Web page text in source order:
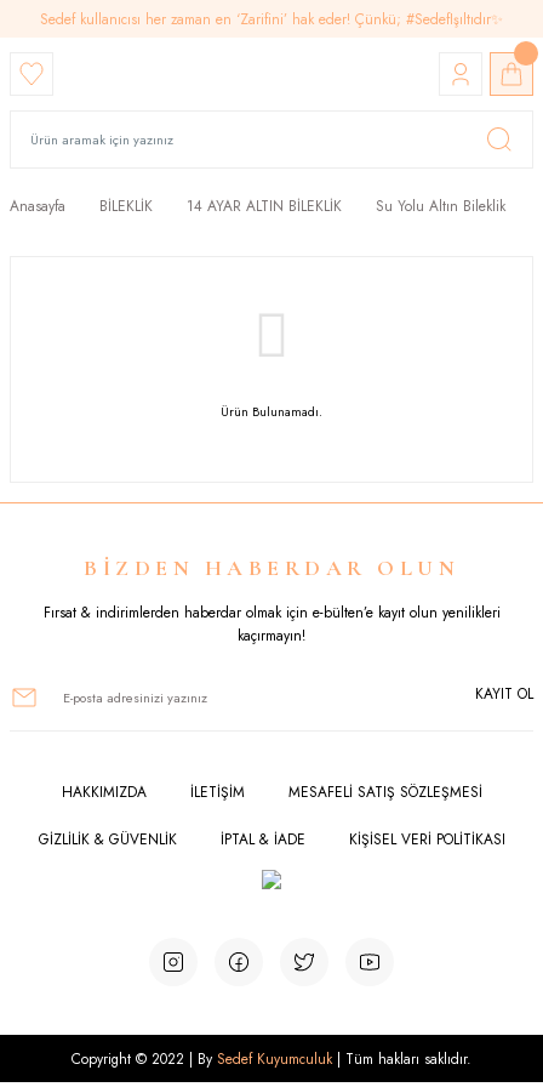
Sedef kullanıcısı her zaman en ‘Zarifini’ hak eder! Çünkü; #SedefIşıltıdır✨
Anasayfa BİLEKLİK 14 AYAR ALTIN BİLEKLİK Su Yolu Altın Bileklik
Ürün Bulunamadı.
BİZDEN HABERDAR OLUN
Fırsat & indirimlerden haberdar olmak için e-bülten’e kayıt olun yenilikleri
kaçırmayın!
KAYIT OL
HAKKIMIZDA İLETİŞİM MESAFELİ SATIŞ SÖZLEŞMESİ
GİZLİLİK & GÜVENLİK İPTAL & İADE KİŞİSEL VERİ POLİTİKASI
Copyright © 2022 | By Sedef Kuyumculuk| Tüm hakları saklıdır.